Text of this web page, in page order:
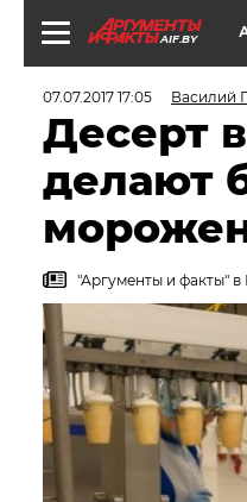
AIF.BY
07.07.2017 17:05 Василий
Десерт
делают
"Аргументы и факты" в